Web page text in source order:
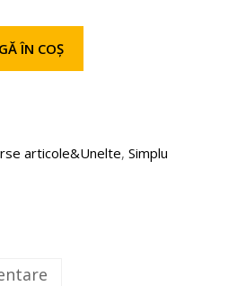
ÎN COȘ
articole&Unelte, Simplu